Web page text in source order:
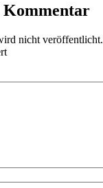
Kommentar
nicht veröffentlicht.